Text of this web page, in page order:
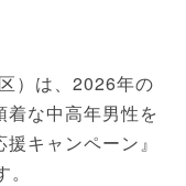
）は、2026年の
な中高年男性を
キャンペーン』